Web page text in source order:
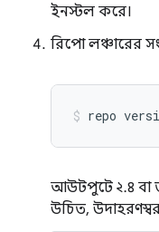
ইনস্টল করে।
রিপো লঞ্চারের
repo
আউটপুটে ২.৪ বা
উচিত,